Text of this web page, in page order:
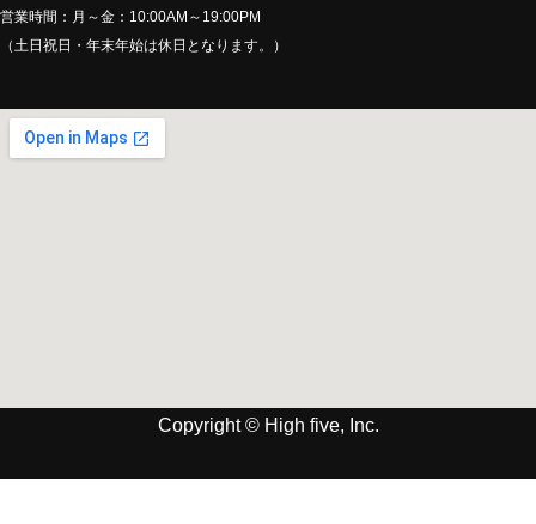
営業時間：月～金：10:00AM～19:00PM
（土日祝日・年末年始は休日となります。）
Copyright © High five, Inc.